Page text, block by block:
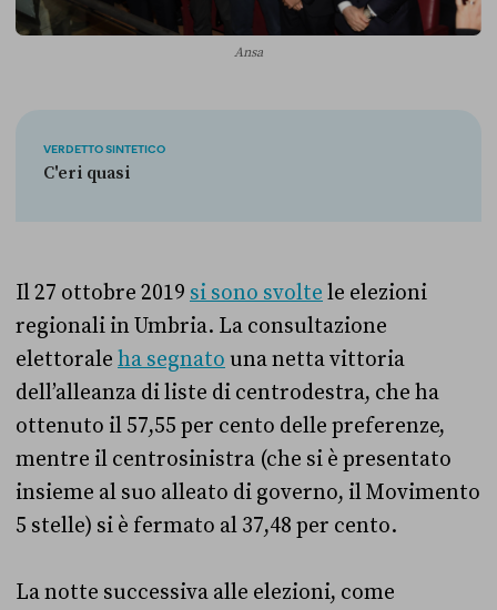
Ansa
VERDETTO SINTETICO
C'eri quasi
Il 27 ottobre 2019 si sono svolte le elezioni
regionali in Umbria. La consultazione
elettorale ha segnato una netta vittoria
dell’alleanza di liste di centrodestra, che ha
ottenuto il 57,55 per cento delle preferenze,
mentre il centrosinistra (che si è presentato
insieme al suo alleato di governo, il Movimento
5 stelle) si è fermato al 37,48 per cento.
La notte successiva alle elezioni, come